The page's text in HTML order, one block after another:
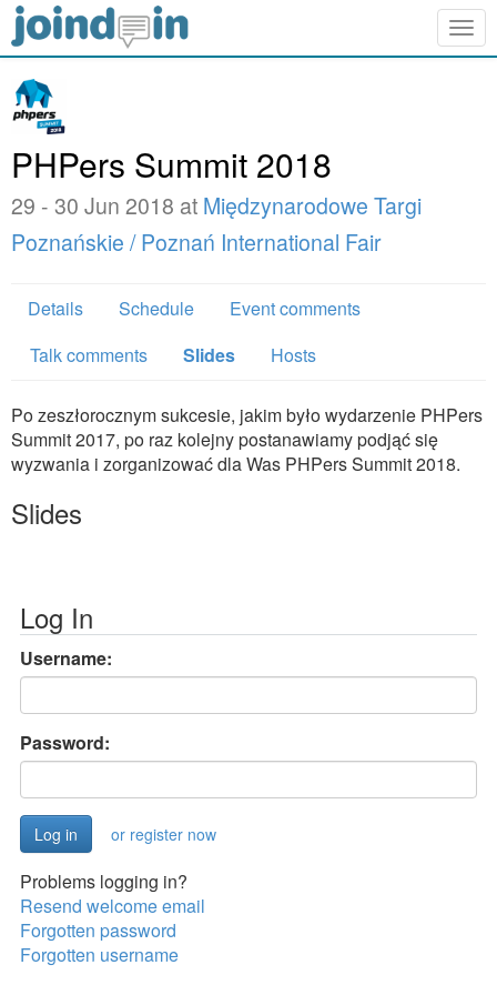
PHPers Summit 2018
29 - 30 Jun 2018 at Międzynarodowe Targi
Poznańskie / Poznań International Fair
Details Schedule
Event comments
Talk comments
Slides Hosts
Po zeszłorocznym sukcesie, jakim było wydarzenie PHPers
Summit 2017, po raz kolejny postanawiamy podjąć się
wyzwania i zorganizować dla Was PHPers Summit 2018.
Slides
Log In
Username:
Password:
or register now
Problems logging in?
Resend welcome email
Forgotten password
Forgotten username